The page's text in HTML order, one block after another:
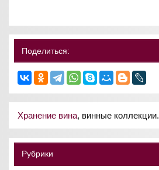
Поделиться:
Хранение вина, винные коллекции.
Рубрики